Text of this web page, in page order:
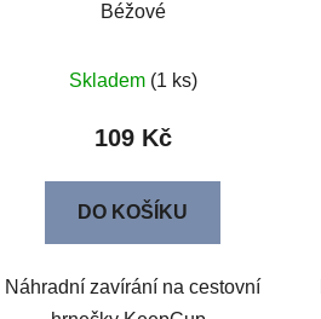
Béžové
Skladem (1 ks)
109 Kč
DO KOŠÍKU
Náhradní zavírání na cestovní